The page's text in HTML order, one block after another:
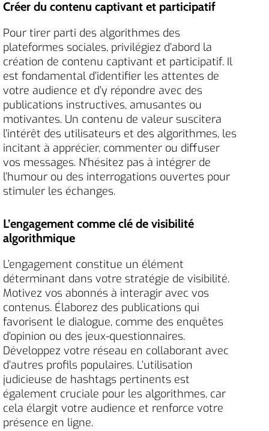
Créer du contenu captivant et participatif
Pour tirer parti des algorithmes des
plateformes sociales, privilégiez d’abord la
création de contenu captivant et participatif. Il
est fondamental d’identifier les attentes de
votre audience et d’y répondre avec des
publications instructives, amusantes ou
motivantes. Un contenu de valeur suscitera
l’intérêt des utilisateurs et des algorithmes, les
incitant à apprécier, commenter ou diffuser
vos messages. N’hésitez pas à intégrer de
l’humour ou des interrogations ouvertes pour
stimuler les échanges.
L’engagement comme clé de visibilité
algorithmique
L’engagement constitue un élément
déterminant dans votre stratégie de visibilité.
Motivez vos abonnés à interagir avec vos
contenus. Élaborez des publications qui
favorisent le dialogue, comme des enquêtes
d’opinion ou des jeux-questionnaires.
Développez votre réseau en collaborant avec
d’autres profils populaires. L’utilisation
judicieuse de hashtags pertinents est
également cruciale pour les algorithmes, car
cela élargit votre audience et renforce votre
présence en ligne.